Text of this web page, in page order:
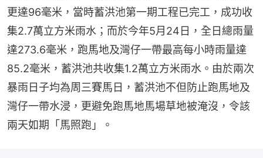
更達96毫米，當時蓄洪池第一期工程已完工，成功收
集2.7萬立方米雨水；而於今年5月24日，全日總雨量
達273.6毫米，跑馬地及灣仔一帶最高每小時雨量達
85.2毫米，蓄洪池共收集1.2萬立方米雨水。由於兩次
暴雨日子均為周三賽馬日，蓄洪池不但防止跑馬地及
灣仔一帶水浸，更避免跑馬地馬場草地被淹沒，令該
兩天如期「馬照跑」。